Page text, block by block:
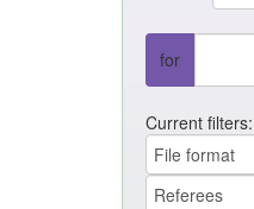
for
Current filters: